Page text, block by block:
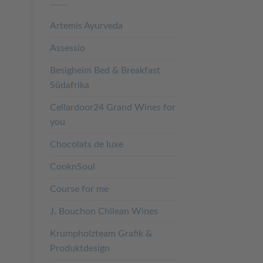
Artemis Ayurveda
Assessio
Besigheim Bed & Breakfast
Südafrika
Cellardoor24 Grand Wines for
you
Chocolats de luxe
CooknSoul
Course for me
J. Bouchon Chilean Wines
Krumpholzteam Grafik &
Produktdesign